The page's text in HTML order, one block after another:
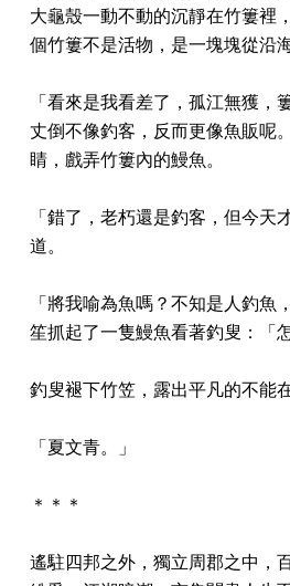
大龜殼一動不動的沉靜在竹簍裡
個竹簍不是活物，是一塊塊從沿
「看來是我看差了，孤江無獲，
丈倒不像釣客，反而更像魚販呢
睛，戲弄竹簍內的鰻魚。
「錯了，老朽還是釣客，但今天
道。
「將我喻為魚嗎？不知是人釣魚
笙抓起了一隻鰻魚看著釣叟：「
釣叟褪下竹笠，露出平凡的不能
「夏文青。」
＊＊＊
遙駐四邦之外，獨立周郡之中，